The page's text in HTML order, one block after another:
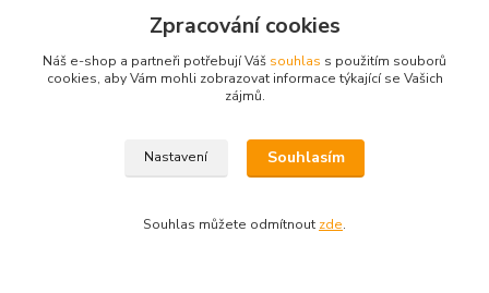
Kompletní nabídka
Paruky
Zpracování cookies
Náš e-shop a partneři potřebují Váš souhlas s použitím souborů
cookies, aby Vám mohli zobrazovat informace týkající se Vašich
zájmů.
Nastavení Souhlasím
Souhlas můžete odmítnout zde.